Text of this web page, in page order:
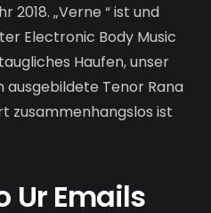
2018. „Verne “ ist und
Electronic Body Music
Haufen, unser
Tenor Rana
zusammenhangslos ist
Ur Emails